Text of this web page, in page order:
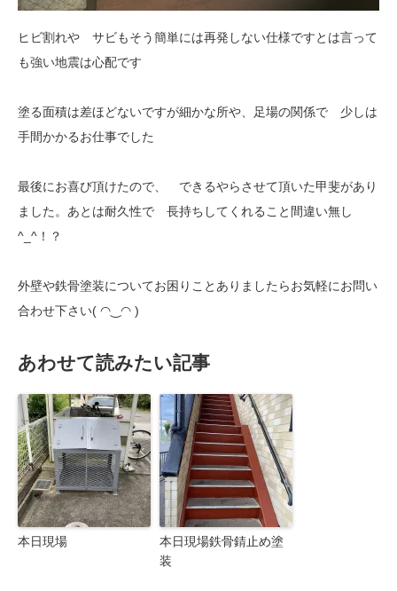
ヒビ割れや サビもそう簡単には再発しない仕様ですとは言って
も強い地震は心配です
塗る面積は差ほどないですが細かな所や、足場の関係で 少しは
手間かかるお仕事でした
最後にお喜び頂けたので、 できるやらさせて頂いた甲斐があり
ました。あとは耐久性で 長持ちしてくれること間違い無し
^_^！？
外壁や鉄骨塗装についてお困りことありましたらお気軽にお問い
合わせ下さい( ◠‿◠ )
あわせて読みたい記事
本日現場
本日現場鉄骨錆止め塗
装